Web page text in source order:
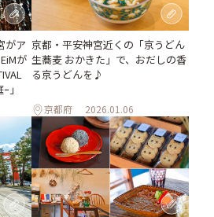
がア
が
」
京都・平安神宮近くの「京うどん
生蕎麦 おかきた」で、おだしの香
る京うどんを♪
京都府 2026.01.06